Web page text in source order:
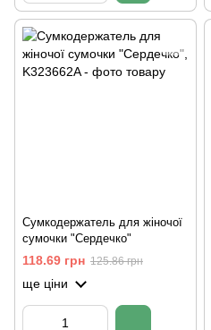
Сумкодержатель для жіночої
сумочки "Сердечко"
118.69 грн 125.86 грн
ще ціни